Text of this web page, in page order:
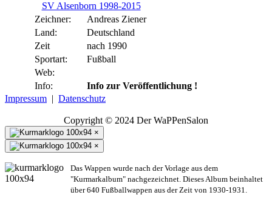
SV Alsenborn 1998-2015
Zeichner:
Andreas Ziener
Land:
Deutschland
Zeit
nach 1990
Sportart:
Fußball
Web:
Info:
Info zur Veröffentlichung !
Impressum | Datenschutz
Copyright © 2024 Der WaPPenSalon
×
×
Das Wappen wurde nach der Vorlage aus dem
"Kurmarkalbum" nachgezeichnet. Dieses Album beinhaltet
über 640 Fußballwappen aus der Zeit von 1930-1931.